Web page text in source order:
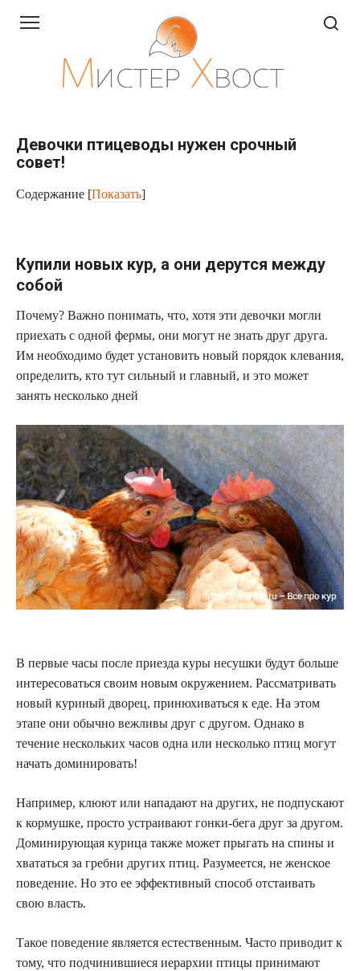
Девочки птицеводы нужен срочный
совет!
Содержание [Показать]
Купили новых кур, а они дерутся между
собой
Почему? Важно понимать, что, хотя эти девочки могли
приехать с одной фермы, они могут не знать друг друга.
Им необходимо будет установить новый порядок клевания,
определить, кто тут сильный и главный, и это может
занять несколько дней
В первые часы после приезда куры несушки будут больше
интересоваться своим новым окружением. Рассматривать
новый куриный дворец, принюхиваться к еде. На этом
этапе они обычно вежливы друг с другом. Однако в
течение нескольких часов одна или несколько птиц могут
начать доминировать!
Например, клюют или нападают на других, не подпускают
к кормушке, просто устраивают гонки-бега друг за другом.
Доминирующая курица также может прыгать на спины и
хвататься за гребни других птиц. Разумеется, не женское
поведение. Но это ее эффективный способ отстаивать
свою власть.
Такое поведение является естественным. Часто приводит к
тому, что подчинившиеся иерархии птицы принимают